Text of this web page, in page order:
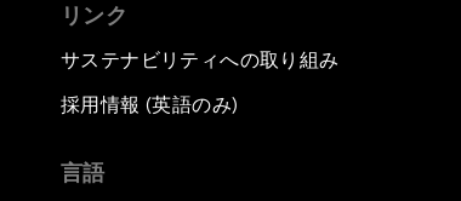
リンク
サステナビリティへの取り組み
採用情報 (英語のみ)
言語